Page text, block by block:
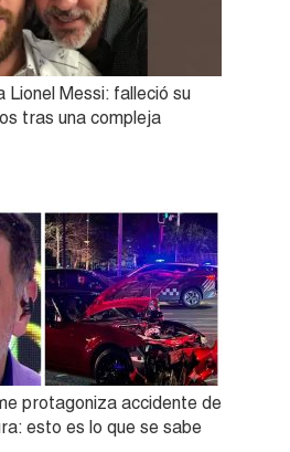
Lionel Messi: falleció su
tras una compleja
protagoniza accidente de
esto es lo que se sabe